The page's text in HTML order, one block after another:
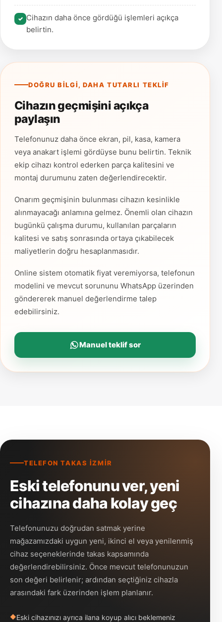
Cihazın daha önce gördüğü işlemleri açıkça
belirtin.
DOĞRU BILGI, DAHA TUTARLI TEKLIF
Cihazın geçmişini açıkça
paylaşın
Telefonunuz daha önce ekran, pil, kasa, kamera
veya anakart işlemi gördüyse bunu belirtin. Teknik
ekip cihazı kontrol ederken parça kalitesini ve
montaj durumunu zaten değerlendirecektir.
Onarım geçmişinin bulunması cihazın kesinlikle
alınmayacağı anlamına gelmez. Önemli olan cihazın
bugünkü çalışma durumu, kullanılan parçaların
kalitesi ve satış sonrasında ortaya çıkabilecek
maliyetlerin doğru hesaplanmasıdır.
Online sistem otomatik fiyat veremiyorsa, telefonun
modelini ve mevcut sorununu WhatsApp üzerinden
göndererek manuel değerlendirme talep
edebilirsiniz.
Manuel teklif sor
TELEFON TAKAS İZMIR
Eski telefonunu ver, yeni
cihazına daha kolay geç
Telefonunuzu doğrudan satmak yerine
mağazamızdaki uygun yeni, ikinci el veya yenilenmiş
cihaz seçeneklerinde takas kapsamında
değerlendirebilirsiniz. Önce mevcut telefonunuzun
son değeri belirlenir; ardından seçtiğiniz cihazla
arasındaki fark üzerinden işlem planlanır.
Eski cihazınızı ayrıca ilana koyup alıcı beklemeniz